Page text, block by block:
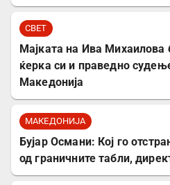
СВЕТ
Мајката на Ива Михаилова
ќерка си и праведно
Македонија
МАКЕДОНИЈА
Бујар Османи: Кој го
од граничните табли,